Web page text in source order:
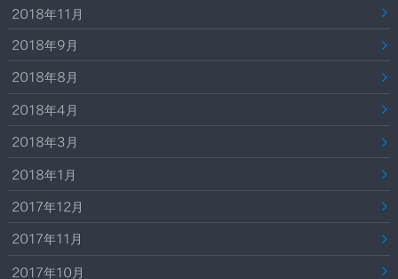
2018年11月
2018年9月
2018年8月
2018年4月
2018年3月
2018年1月
2017年12月
2017年11月
2017年10月